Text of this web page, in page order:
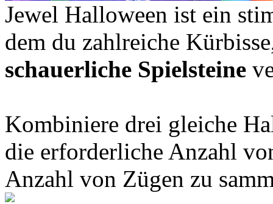
Jewel Halloween ist ein
dem du zahlreiche
schauerliche Spielsteine
Kombiniere drei gleiche
die erforderliche Anzahl
Anzahl von Zügen zu